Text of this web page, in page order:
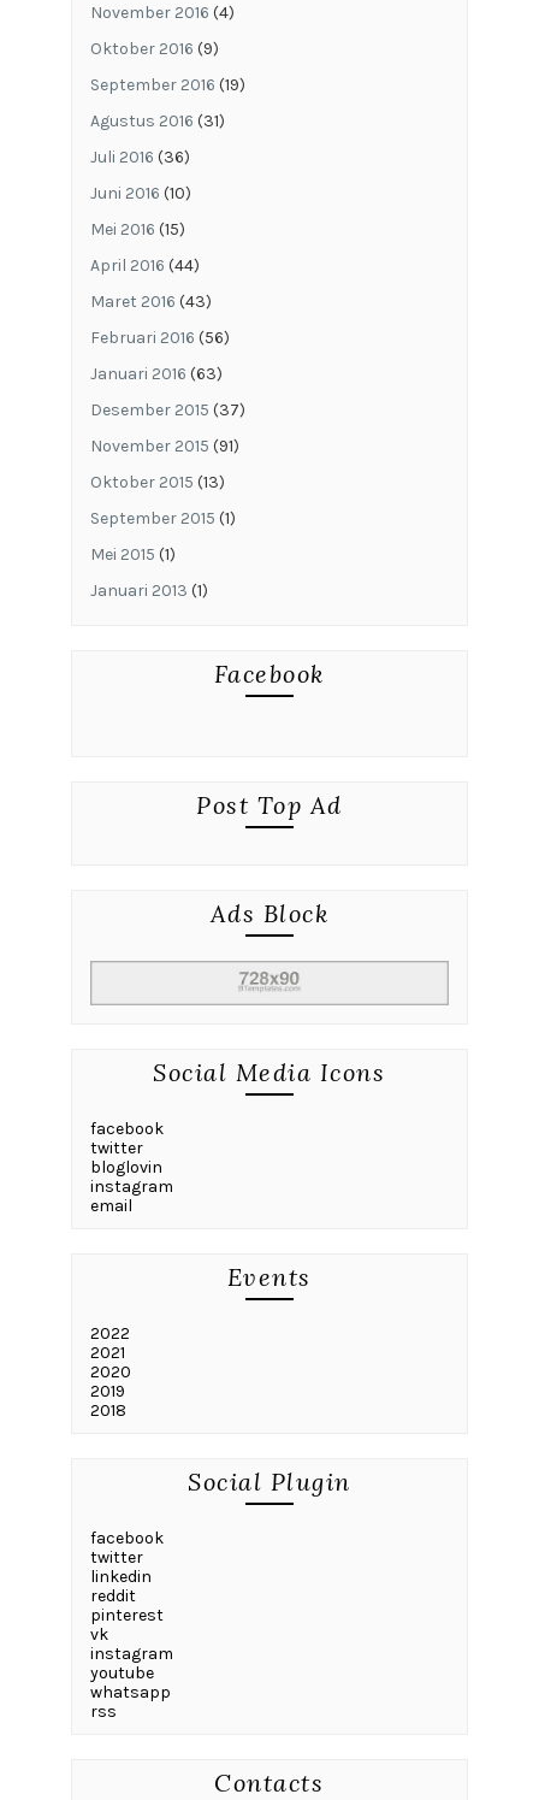
November 2016 (4)
Oktober 2016 (9)
September 2016 (19)
Agustus 2016 (31)
Juli 2016 (36)
Juni 2016 (10)
Mei 2016 (15)
April 2016 (44)
Maret 2016 (43)
Februari 2016 (56)
Januari 2016 (63)
Desember 2015 (37)
November 2015 (91)
Oktober 2015 (13)
September 2015 (1)
Mei 2015 (1)
Januari 2013 (1)
Facebook
Post Top Ad
Ads Block
Social Media Icons
facebook
twitter
bloglovin
instagram
email
Events
2022
2021
2020
2019
2018
Social Plugin
facebook
twitter
linkedin
reddit
pinterest
vk
instagram
youtube
whatsapp
rss
Contacts